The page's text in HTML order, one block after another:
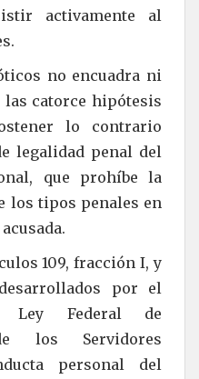
activamente al
no encuadra ni
catorce hipótesis
lo contrario
legalidad penal del
que prohíbe la
los tipos penales en
109, fracción I, y
por el
Federal de
los Servidores
personal del